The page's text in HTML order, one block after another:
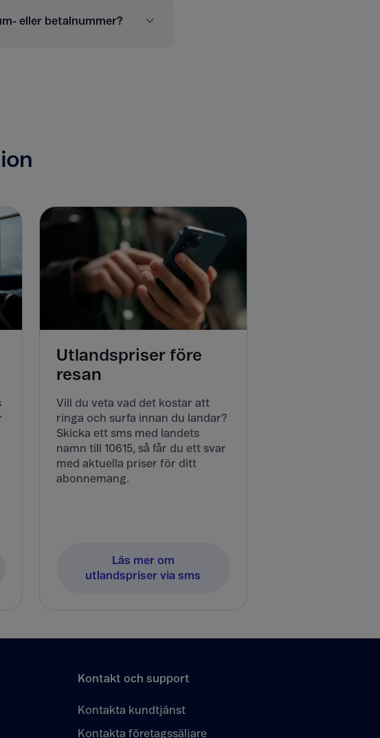
eller betalnummer?
Utlandspriser före
resan
Vill du veta vad det kostar att
ringa och surfa innan du landar?
Skicka ett sms med landets
namn till 10615, så får du ett svar
med aktuella priser för ditt
abonnemang.
Läs mer om
utlandspriser via sms
Kontakt och support
Kontakta kundtjänst
Kontakta företagssäljare